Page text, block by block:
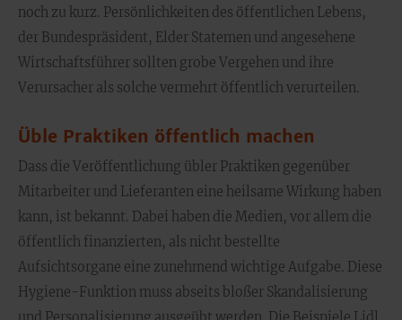
noch zu kurz. Persönlichkeiten des öffentlichen Lebens,
der Bundespräsident, Elder Statemen und angesehene
Wirtschaftsführer sollten grobe Vergehen und ihre
Verursacher als solche vermehrt öffentlich verurteilen.
Üble Praktiken öffentlich machen
Dass die Veröffentlichung übler Praktiken gegenüber
Mitarbeiter und Lieferanten eine heilsame Wirkung haben
kann, ist bekannt. Dabei haben die Medien, vor allem die
öffentlich finanzierten, als nicht bestellte
Aufsichtsorgane eine zunehmend wichtige Aufgabe. Diese
Hygiene-Funktion muss abseits bloßer Skandalisierung